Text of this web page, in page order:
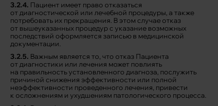
3.2.4. Пациент имеет право отказаться
от диагностической или лечебной процедуры, а также
потребовать их прекращения. В этом случае отказ
от вышеуказанных процедур с указание возможных
последствий оформляется записью в медицинской
документации.
3.2.5. Важным является то, что отказ Пациента
от диагностики или лечения может повлиять
на правильность установленного диагноза, послужить
причиной снижения эффективности или полной
неэффективности проведенного лечения, привести
к осложнениям и ухудшениям патологического процесса.